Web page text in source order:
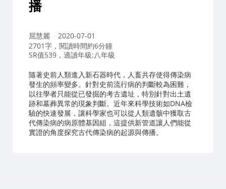
播
作
者：
屈慧麗
2020-07-01
2701字，閱讀時間約6分鐘
SR值539，適讀年級:八年級
隨著史前人類進入新石器時代，人畜共存使得傳染病
發生的頻率變多。針對史前流行病的判斷較為困難，
以往學者只能從已發掘的考古遺址，特別針對出土遺
跡和墓葬異常的現象判斷。近年來科學技術如DNA檢
驗的快速發展，讓科學家也可以從人類遺骸中獲取古
代傳染病的病原體基因組，這提供新管道讓人們能從
實證的角度探究古代傳染病的起源與傳播。